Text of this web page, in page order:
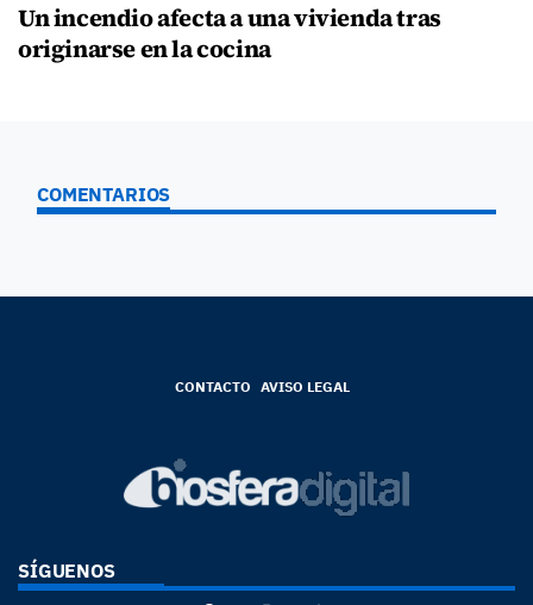
Un incendio afecta a una vivienda tras
originarse en la cocina
COMENTARIOS
CONTACTO AVISO LEGAL
SÍGUENOS